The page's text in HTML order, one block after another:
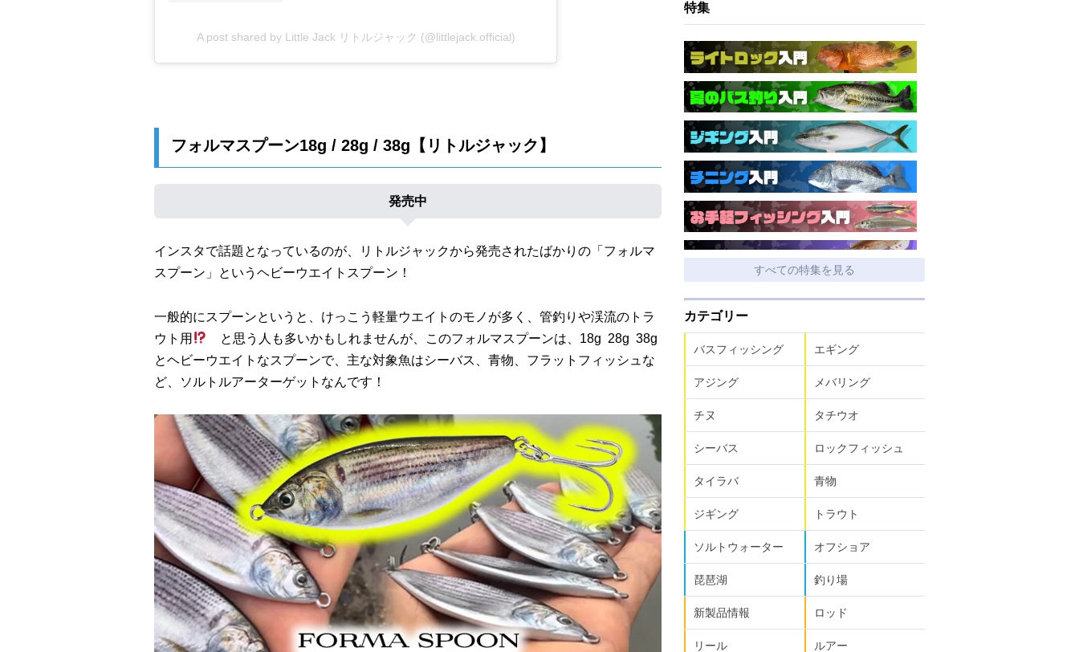
A post shared by Little Jack リトルジャック (@littlejack.official)
フォルマスプーン18g / 28g / 38g【リトルジャック】
発売中
インスタで話題となっているのが、リトルジャックから発売されたばかりの「フォルマ
スプーン」というヘビーウエイトスプーン！
一般的にスプーンというと、けっこう軽量ウエイトのモノが多く、管釣りや渓流のトラ
ウト用
と思う人も多いかもしれませんが、このフォルマスプーンは、18g 28g 38g
とヘビーウエイトなスプーンで、主な対象魚はシーバス、青物、フラットフィッシュな
ど、ソルトルアーターゲットなんです！
特集
すべての特集を見る
カテゴリー
バスフィッシング エギング
アジング メバリング
チヌ タチウオ
シーバス ロックフィッシュ
タイラバ 青物
ジギング トラウト
ソルトウォーター オフショア
琵琶湖 釣り場
新製品情報 ロッド
リール ルアー